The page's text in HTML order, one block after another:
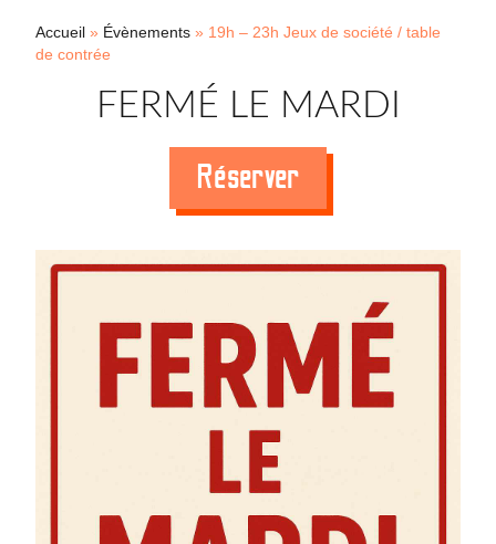
Accueil » Évènements » 19h – 23h Jeux de société / table
de contrée
FERMÉ LE MARDI
Réserver